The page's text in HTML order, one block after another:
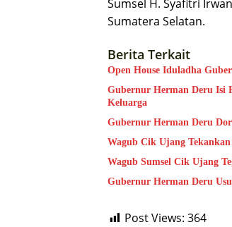
Sumsel H. Syafitri
Sumatera Selatan.
Berita Terkait
Open House Iduladha
Gubernur Herman Deru Isi
Keluarga
Gubernur Herman Deru
Wagub Cik Ujang
Wagub Sumsel Cik Ujang
Gubernur Herman Deru
Post Views: 364